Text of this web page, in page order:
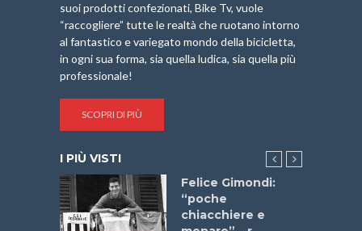
suoi prodotti confezionati, Bike Tv, vuole
“raccogliere” tutte le realtà che ruotano intorno
al fantastico e variegato mondo della bicicletta,
in ogni sua forma, sia quella ludica, sia quella più
professionale!
SCOPRI DI PIÙ
I PIÙ VISTI
Felice Gimondi:
“poche
chiacchiere e